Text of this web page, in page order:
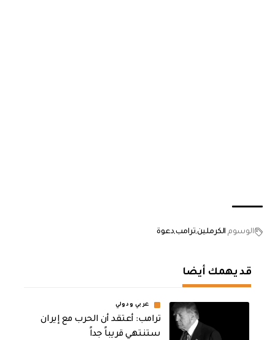
الوسوم الكرملينترامبدعوة
قد يهمك أيضا
عربي ودولي
‏ترامب: أعتقد أن الحرب مع إيران
ستنتهي قريباً جداً